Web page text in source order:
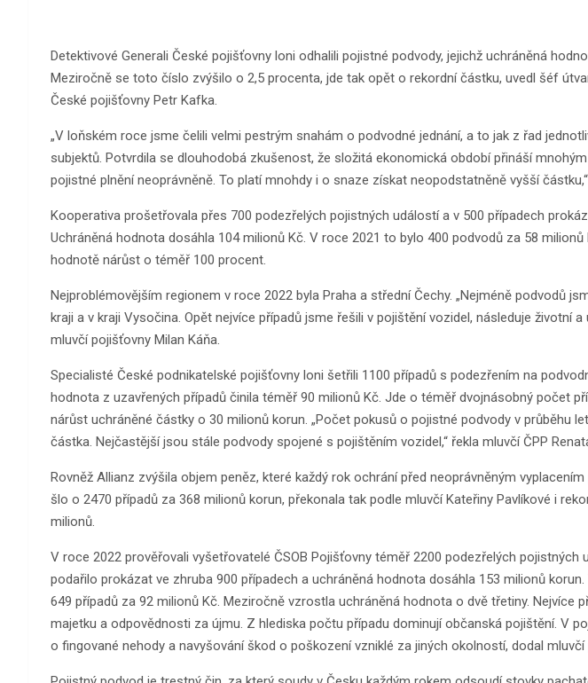
Detektivové Generali České pojišťovny loni odhalili pojistné podvody, jejichž uchráněná
Meziročně se toto číslo zvýšilo o 2,5 procenta, jde tak opět o rekordní částku, uvedl šéf
České pojišťovny Petr Kafka.
„V loňském roce jsme čelili velmi pestrým snahám o podvodné jednání, a to jak z řad
subjektů. Potvrdila se dlouhodobá zkušenost, že složitá ekonomická období přináší
pojistné plnění neoprávněně. To platí mnohdy i o snaze získat neopodstatněně vyšší
Kooperativa prošetřovala přes 700 podezřelých pojistných událostí a v 500 případech
Uchráněná hodnota dosáhla 104 milionů Kč. V roce 2021 to bylo 400 podvodů za 58 milionů
hodnotě nárůst o téměř 100 procent.
Nejproblémovějším regionem v roce 2022 byla Praha a střední Čechy. „Nejméně podvodů
kraji a v kraji Vysočina. Opět nejvíce případů jsme řešili v pojištění vozidel, následuje životní a
mluvčí pojišťovny Milan Káňa.
Specialisté České podnikatelské pojišťovny loni šetřili 1100 případů s podezřením na
hodnota z uzavřených případů činila téměř 90 milionů Kč. Jde o téměř dvojnásobný počet
nárůst uchráněné částky o 30 milionů korun. „Počet pokusů o pojistné podvody v průběhu
částka. Nejčastější jsou stále podvody spojené s pojištěním vozidel,“ řekla mluvčí ČPP
Rovněž Allianz zvýšila objem peněz, které každý rok ochrání před neoprávněným
šlo o 2470 případů za 368 milionů korun, překonala tak podle mluvčí Kateřiny Pavlíkové i
milionů.
V roce 2022 prověřovali vyšetřovatelé ČSOB Pojišťovny téměř 2200 podezřelých pojistných
podařilo prokázat ve zhruba 900 případech a uchráněná hodnota dosáhla 153 milionů
649 případů za 92 milionů Kč. Meziročně vzrostla uchráněná hodnota o dvě třetiny. Nejvíce
majetku a odpovědnosti za újmu. Z hlediska počtu případu dominují občanská pojištění. V
o fingované nehody a navyšování škod o poškození vzniklé za jiných okolností, dodal